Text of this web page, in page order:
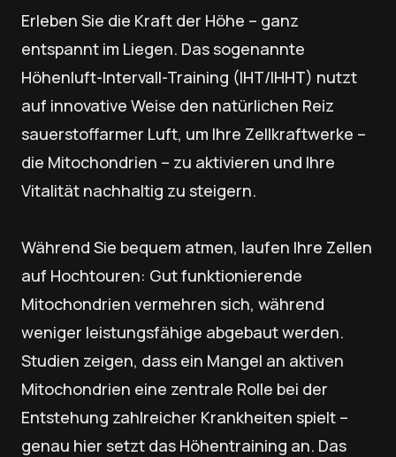
Erleben Sie die Kraft der Höhe – ganz
entspannt im Liegen. Das sogenannte
Höhenluft-Intervall-Training (IHT/IHHT) nutzt
auf innovative Weise den natürlichen Reiz
sauerstoffarmer Luft, um Ihre Zellkraftwerke –
die Mitochondrien – zu aktivieren und Ihre
Vitalität nachhaltig zu steigern.
Während Sie bequem atmen, laufen Ihre Zellen
auf Hochtouren: Gut funktionierende
Mitochondrien vermehren sich, während
weniger leistungsfähige abgebaut werden.
Studien zeigen, dass ein Mangel an aktiven
Mitochondrien eine zentrale Rolle bei der
Entstehung zahlreicher Krankheiten spielt –
genau hier setzt das Höhentraining an. Das